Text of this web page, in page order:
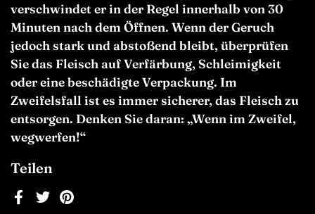
Teilen
Facebook
TwitterPinterest
verschwindet er in der Regel innerhalb von 30
Minuten nach dem Öffnen. Wenn der Geruch
jedoch stark und abstoßend bleibt, überprüfen
Sie das Fleisch auf Verfärbung, Schleimigkeit
oder eine beschädigte Verpackung. Im
Zweifelsfall ist es immer sicherer, das Fleisch zu
entsorgen. Denken Sie daran: „Wenn im Zweifel,
wegwerfen!“